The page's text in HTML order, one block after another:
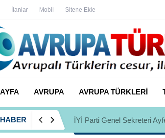
İlanlar Mobil Sitene Ekle
AVRUPA AVRUPA TÜRKLERİ
İYİ Partili Ayfer Yılmaz,